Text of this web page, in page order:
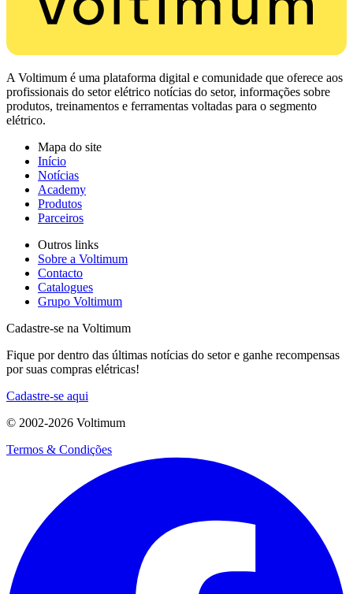
A Voltimum é uma plataforma digital e comunidade que oferece aos
profissionais do setor elétrico notícias do setor, informações sobre
produtos, treinamentos e ferramentas voltadas para o segmento
elétrico.
Mapa do site
Início
Notícias
Academy
Produtos
Parceiros
Outros links
Sobre a Voltimum
Contacto
Catalogues
Grupo Voltimum
Cadastre-se na Voltimum
Fique por dentro das últimas notícias do setor e ganhe recompensas
por suas compras elétricas!
Cadastre-se aqui
© 2002-2026 Voltimum
Termos & Condições